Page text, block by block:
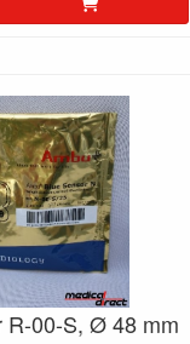
R-00-S, Ø 48 mm